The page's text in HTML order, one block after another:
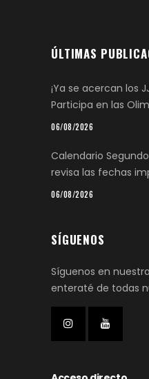
ÚLTIMAS
¡Ya se acercan los
Participa en las
06/08/2026
Calendario
revisa las fechas
06/08/2026
SÍGUENOS
Síguenos en
enteraté de todas